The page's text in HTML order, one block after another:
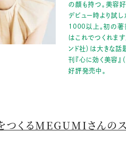
の顔も持つ。美容
デビュー時より試
1000以上。初の著
はこれでつくれます
ンド社）は大きな話
刊『心に効く美容』
好評発売中。
つくるMEGUMIさんの